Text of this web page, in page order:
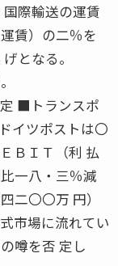
際輸送の運賃
賃）の二％を
となる。
■トランスポ
ツポストは〇
ＢＩＴ（利 払
一八・三％減
二〇〇万 円）
市場に流れてい
噂を否 定し